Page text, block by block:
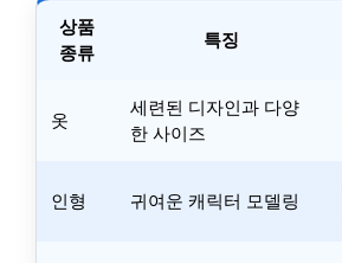
상품
종류
특징
옷
세련된 디자인과 다양
한 사이즈
인형 귀여운 캐릭터 모델링